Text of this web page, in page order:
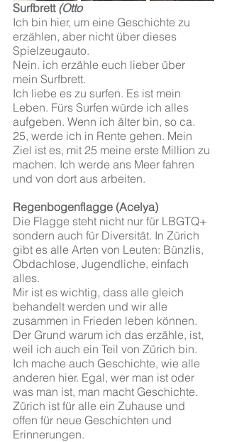
Surfbrett (Otto
Ich bin hier, um eine Geschichte zu
erzählen, aber nicht über dieses
Spielzeugauto.
Nein. ich erzähle euch lieber über
mein Surfbrett.
Ich liebe es zu surfen. Es ist mein
Leben. Fürs Surfen würde ich alles
aufgeben. Wenn ich älter bin, so ca.
25, werde ich in Rente gehen. Mein
Ziel ist es, mit 25 meine erste Million zu
machen. Ich werde ans Meer fahren
und von dort aus arbeiten.
Regenbogenflagge (Acelya)
Die Flagge steht nicht nur für LBGTQ+
sondern auch für Diversität. In Zürich
gibt es alle Arten von Leuten: Bünzlis,
Obdachlose, Jugendliche, einfach
alles.
Mir ist es wichtig, dass alle gleich
behandelt werden und wir alle
zusammen in Frieden leben können.
Der Grund warum ich das erzähle, ist,
weil ich auch ein Teil von Zürich bin.
Ich mache auch Geschichte, wie alle
anderen hier. Egal, wer man ist oder
was man ist, man macht Geschichte.
Zürich ist für alle ein Zuhause und
offen für neue Geschichten und
Erinnerungen.